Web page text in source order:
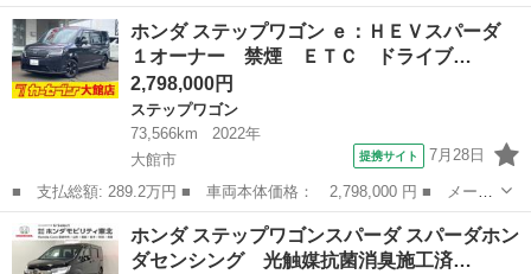
ー名： ホンダ ■ 車種名： ステップワゴン ■ グレード名：
ｅ：ＨＥＶスパーダ ・ハイブリッド車・７人乗り・Ｈｏｎｄａセン
シング・ド...
秋田 秋田市 ステップワゴン
ホンダ ステップワゴン ｅ：ＨＥＶスパーダ
１オーナー 禁煙 ＥＴＣ ドライブ…
2,798,000円
ステップワゴン
73,566km
2022年
大館市
提携サイト 7月28日
■ 支払総額: 289.2万円 ■ 車両本体価格： 2,798,000 円 ■ メーカ
ー名： ホンダ ■ 車種名： ステップワゴン ■ グレード名：
ｅ：ＨＥＶスパーダ １オーナー 禁煙 ＥＴＣ ドライブレコーダ
ー 全周囲...
秋田 大館市 ステップワゴン
ホンダ ステップワゴンスパーダ スパーダホン
ダセンシング 光触媒抗菌消臭施工済…